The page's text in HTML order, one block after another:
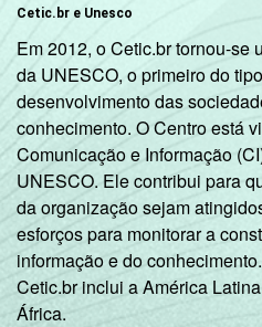
Cetic.br e Unesco
Em 2012, o Cetic.br tornou-se
da UNESCO, o primeiro do
desenvolvimento das
conhecimento. O Centro está
Comunicação e Informação
UNESCO. Ele contribui para
da organização sejam
esforços para monitorar a
informação e do
Cetic.br inclui a América
África.